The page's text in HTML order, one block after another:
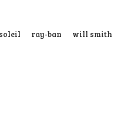
ray-ban will smith